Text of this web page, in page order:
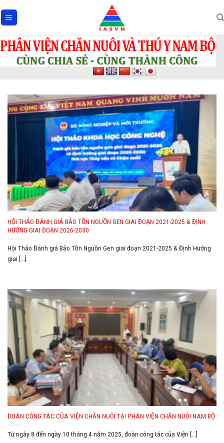
to
HỘI THẢO ĐÁNH GIÁ BẢO TỒN NGUỒN GEN GIAI ĐOẠN 2021-2025 & ĐỊNH
HƯỚNG GIAI ĐOẠN 2026-2030
Hội Thảo Đánh giá Bảo Tồn Nguồn Gen giai đoạn 2021-2025 & Định Hướng
giai [...]
ĐOÀN CÔNG TÁC CỦA VIỆN CHĂN NUÔI TẠI PHÂN VIỆN CHĂN NUÔI NAM BỘ
Từ ngày 8 đến ngày 10 tháng 4 năm 2025, đoàn công tác của Viện [...]